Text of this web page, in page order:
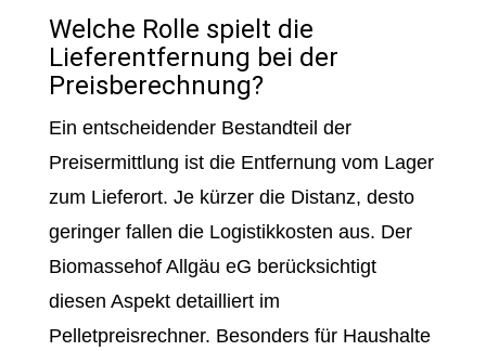
Welche Rolle spielt die
Lieferentfernung bei der
Preisberechnung?
Ein entscheidender Bestandteil der
Preisermittlung ist die Entfernung vom Lager
zum Lieferort. Je kürzer die Distanz, desto
geringer fallen die Logistikkosten aus. Der
Biomassehof Allgäu eG berücksichtigt
diesen Aspekt detailliert im
Pelletpreisrechner. Besonders für Haushalte